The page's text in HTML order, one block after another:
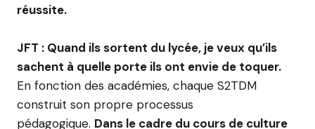
réussite.
JFT : Quand ils sortent du lycée, je veux qu’ils
sachent à quelle porte ils ont envie de toquer.
En fonction des académies, chaque S2TDM
construit son propre processus
pédagogique. Dans le cadre du cours de culture